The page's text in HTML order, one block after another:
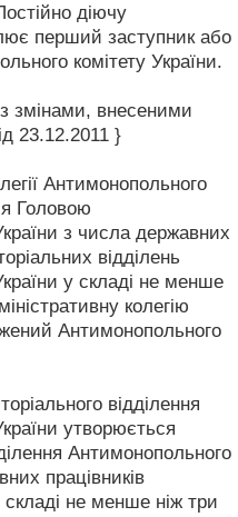
діючу
перший заступник або
комітету України.
змінами, внесеними
23.12.2011 }
Антимонопольного
Головою
з числа державних
відділень
у складі не менше
колегію
Антимонопольного
відділення
утворюється
Антимонопольного
працівників
складі не менше ніж три